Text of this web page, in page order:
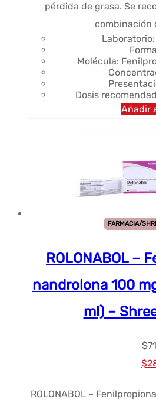
pérdida de grasa. Se
combinación
Molécula:
Dosis
Añadir
FARMACIA/
ROLONABOL –
nandrolona 100
ml) –
$
El
$
ROLONABOL –